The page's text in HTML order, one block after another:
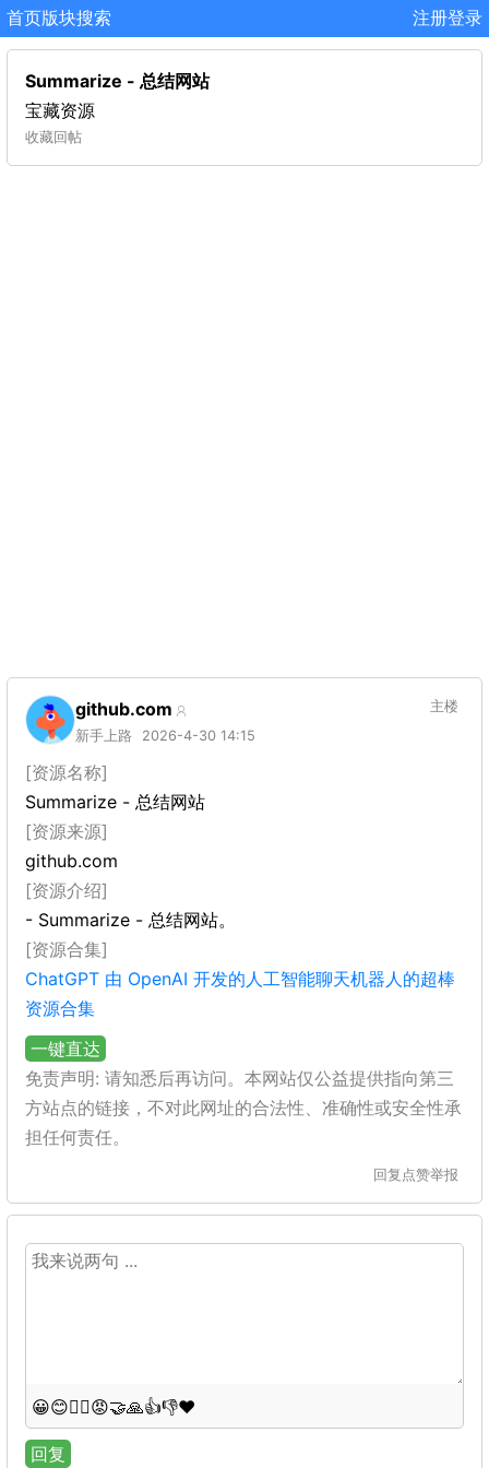
首页版块搜索 注册登录
Summarize - 总结网站
宝藏资源
收藏回帖
github.com
新手上路 2026-4-30 14:15
主楼
[资源名称]
Summarize - 总结网站
[资源来源]
github.com
[资源介绍]
- Summarize - 总结网站。
[资源合集]
ChatGPT 由 OpenAI 开发的人工智能聊天机器人的超棒
资源合集
一键直达
免责声明: 请知悉后再访问。本网站仅公益提供指向第三
方站点的链接，不对此网址的合法性、准确性或安全性承
担任何责任。
回复 点赞举报
😀😊😵‍💫😡🤝🙏👍👎❤️
回复